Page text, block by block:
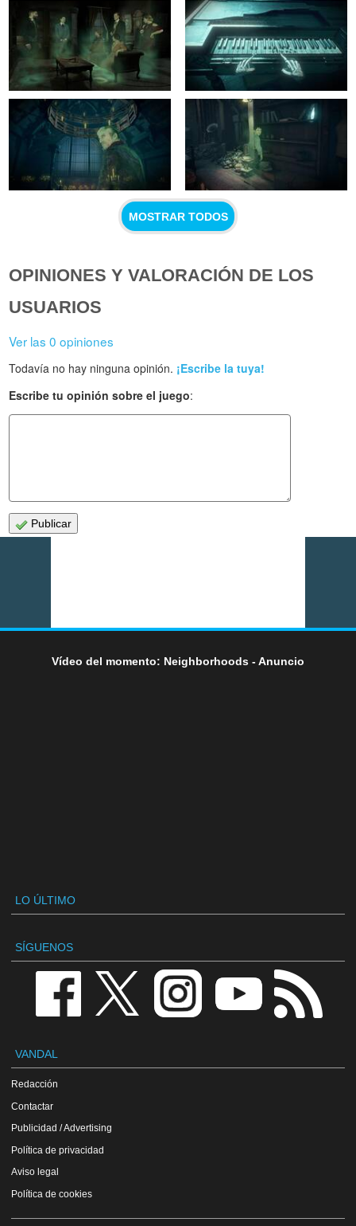
MOSTRAR TODOS
OPINIONES Y VALORACIÓN DE LOS
USUARIOS
Ver las 0 opiniones
Todavía no hay ninguna opinión. ¡Escribe la tuya!
Escribe tu opinión sobre el juego:
Publicar
Vídeo del momento: Neighborhoods - Anuncio
LO ÚLTIMO
SÍGUENOS
VANDAL
Redacción
Contactar
Publicidad / Advertising
Política de privacidad
Aviso legal
Política de cookies